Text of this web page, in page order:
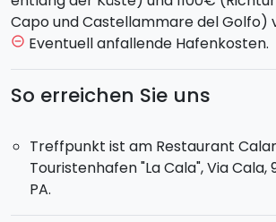
Exklusive Nutzung des Schiffes,
Kraftstoff nicht im Preis enthalten.
Boardingist am Hafen "La Cala" in
Gäste an Bord: Es handelt sich um
das Schiff steht ausschließlich euch
sindmax
Dauer der Kreuzfahrt:von 10:00
Capo und Castellammare del Golfo)
remove_circle_outline Eventuell anfallende Hafenkosten.
So erreichen Sie uns
Treffpunkt ist am Restaurant
Touristenhafen "La Cala", Via Cala,
PA.